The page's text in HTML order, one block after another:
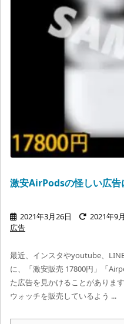
激安AirPodsの怪しい広告
2021年3月26日 2021年9
広告
最近、インスタやyoutube、
に、「激安販売 17800円」「
た広告を見かけることがありま
ウォッチを販売しているよう ...